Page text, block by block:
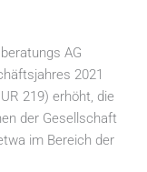
AG
2021
219) erhöht, die
der Gesellschaft
im Bereich der